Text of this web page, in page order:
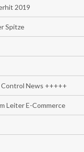
2019
Spitze
News +++++
Leiter E-Commerce